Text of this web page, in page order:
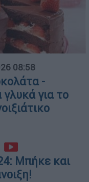
08:58
-
για το
Μπήκε και